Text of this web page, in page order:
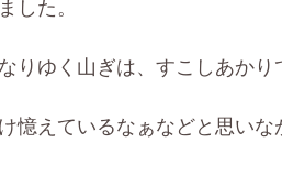
した。
りゆく山ぎは、すこしあか
憶えているなぁなどと思いな